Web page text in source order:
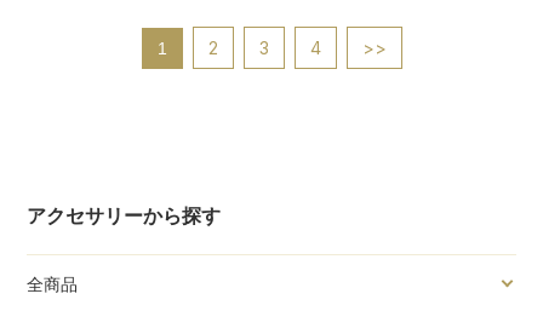
アクセサリーから探す
全商品
1 2 3 4 >>